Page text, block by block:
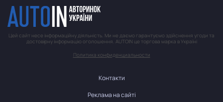
Цей сайт несе інформаційну діяльність. Ми не даємо гарантуємо здійснення угоди та
достовірну інформацію оголошення. AUTOIN це торгова марка в Україні
Политика конфиденциальности
Контакти
Реклама на сайті